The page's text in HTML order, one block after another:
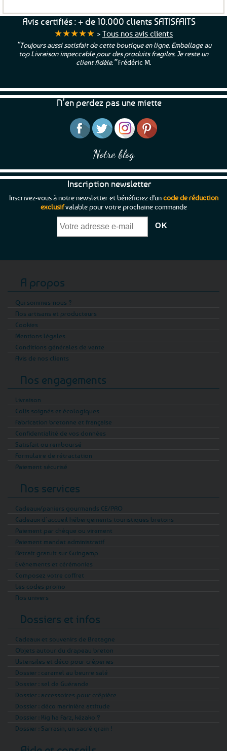
Avis certifiés : + de 10.000 clients SATISFAITS
★★★★★ > Tous nos avis clients
“Toujours aussi satisfait de cette boutique en ligne. Emballage au
top Livraison impeccable pour des produits fragiles. Je reste un
client fidèle.”Frédéric M.
N’en perdez pas une miette
Notre blog
Inscription newsletter
Inscrivez-vous à notre newsletter et bénéficiez d'uncode de réduction
exclusifvalable pour votre prochaine commande
A propos
Qui sommes-nous ?
Nos artisans et producteurs
Cookies
Mentions légales
Conditions générales de vente
Avis de nos clients
Nos engagements
Livraison
Colis soignés et écologiques
Fabrication bretonne et française
Confidentialité de vos données
Satisfait ou remboursé
Formulaire de rétractation
Paiement sécurisé
Nos services
Cadeaux/paniers gourmands CE/PRO
Cadeaux d’accueil hébergements touristiques bretons
Paiement par chèque ou virement
Paiement mandat administratif
Retrait gratuit sur Guingamp
Evénements et cérémonies
Composez votre coffret
Les codes promo
Nos univers
Dossiers et infos
Cadeaux et souvenirs de Bretagne
Objets autour du drapeau breton
Ustensiles et déco pour crêperies
Dossier : caramel au beurre salé
Dossier : sel de Guérande
Dossier : accessoires pour crêpière
Dossier : déco marinière attitude
Dossier : Kig ha Farz, kézako ?
Dossier : Sarrasin, un sacré grain !